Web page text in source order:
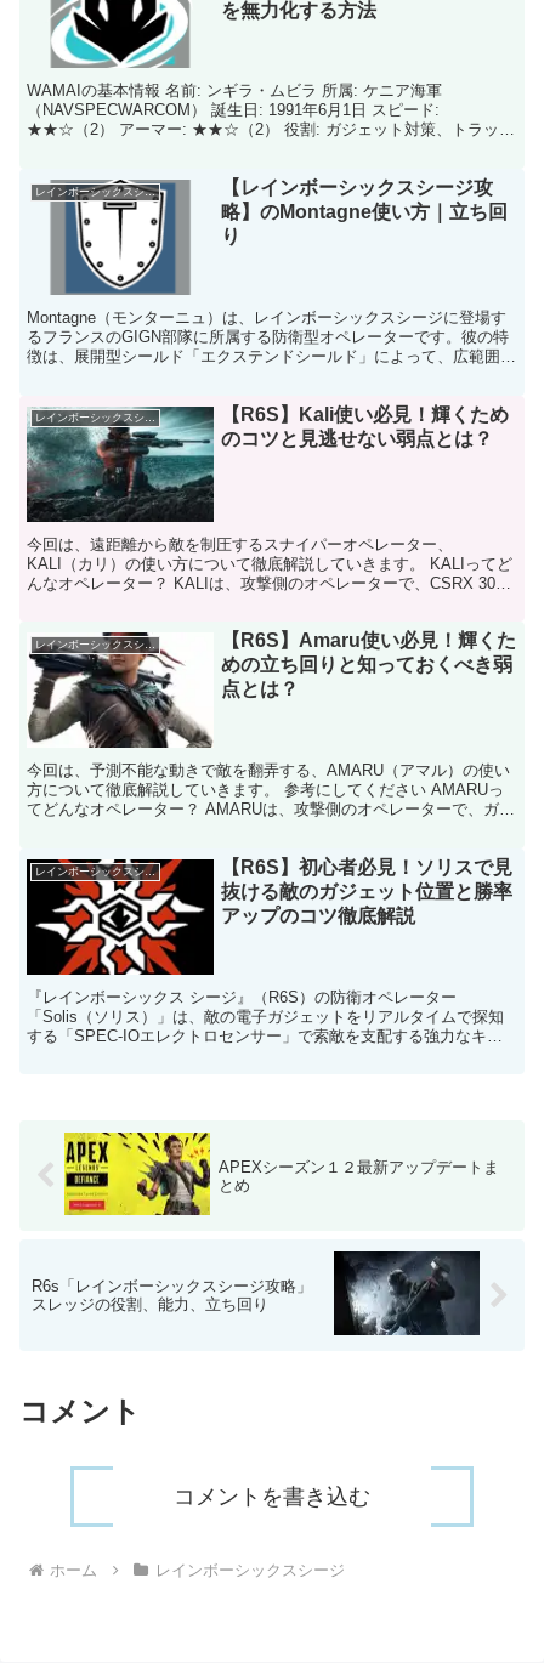
を無力化する方法
WAMAIの基本情報 名前: ンギラ・ムビラ 所属: ケニア海軍
（NAVSPECWARCOM） 誕生日: 1991年6月1日 スピード:
★★☆（2） アーマー: ★★☆（2） 役割: ガジェット対策、トラッ
レインボーシックスシージ
【レインボーシックスシージ攻
略】のMontagne使い方｜立ち回
り
Montagne（モンターニュ）は、レインボーシックスシージに登場す
るフランスのGIGN部隊に所属する防衛型オペレーターです。彼の特
徴は、展開型シールド「エクステンドシールド」によって、広範囲を
レインボーシックスシージ
【R6S】Kali使い必見！輝くため
のコツと見逃せない弱点とは？
今回は、遠距離から敵を制圧するスナイパーオペレーター、
KALI（カリ）の使い方について徹底解説していきます。 KALIってど
んなオペレーター？ KALIは、攻撃側のオペレーターで、CSRX 300
レインボーシックスシージ
【R6S】Amaru使い必見！輝くた
めの立ち回りと知っておくべき弱
点とは？
今回は、予測不能な動きで敵を翻弄する、AMARU（アマル）の使い
方について徹底解説していきます。 参考にしてください AMARUっ
てどんなオペレーター？ AMARUは、攻撃側のオペレーターで、ガラ
レインボーシックスシージ
【R6S】初心者必見！ソリスで見
抜ける敵のガジェット位置と勝率
アップのコツ徹底解説
『レインボーシックス シージ』（R6S）の防衛オペレーター
「Solis（ソリス）」は、敵の電子ガジェットをリアルタイムで探知
する「SPEC-IOエレクトロセンサー」で索敵を支配する強力なキャ
APEXシーズン１２最新アップデートま
とめ
R6s「レインボーシックスシージ攻略」
スレッジの役割、能力、立ち回り
コメント
コメントを書き込む
ホーム レインボーシックスシージ